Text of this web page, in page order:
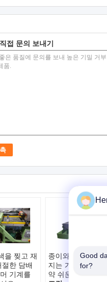
접 문의 보내기
을 찢고 재
한 담배
기계를
종이와 담배 실 쪼
지는 기계 에너지 절
약 쉬운 운영
Good
for?